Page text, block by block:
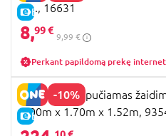
E-KAINA
cm., 16631
8,99 €
9,99 €
Perkant papildomą prekę
-10%
E-KAINA
BESTWAY pripučiamas
2.00m x 1.70m x 1.52m,